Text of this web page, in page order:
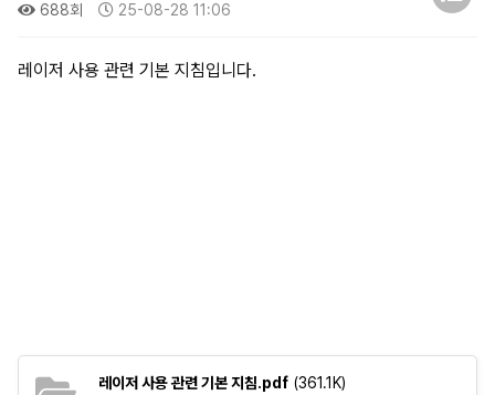
688회
25-08-28 11:06
레이저 사용 관련 기본 지침입니다.
레이저 사용 관련 기본 지침.pdf(361.1K)